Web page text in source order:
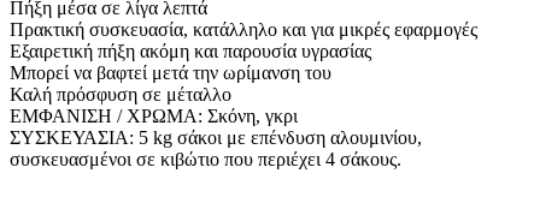
Πήξη μέσα σε λίγα λεπτά
Πρακτική συσκευασία, κατάλληλο και για μικρές εφαρμογές
Εξαιρετική πήξη ακόμη και παρουσία υγρασίας
Μπορεί να βαφτεί μετά την ωρίμανση του
Καλή πρόσφυση σε μέταλλο
ΕΜΦΑΝΙΣΗ / ΧΡΩΜΑ: Σκόνη, γκρι
ΣΥΣΚΕΥΑΣΙΑ: 5 kg σάκοι με επένδυση αλουμινίου,
συσκευασμένοι σε κιβώτιο που περιέχει 4 σάκους.